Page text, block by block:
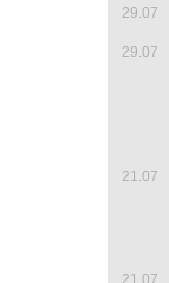
29.07
29.07
21.07
21.07